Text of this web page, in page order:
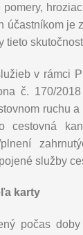
účastníkom
tieto
v rámci
č. 170/
ruchu
cestovná
plnení
služby
karty
počas